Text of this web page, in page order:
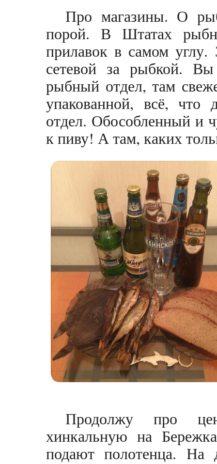
Про магазины. О
порой. В Штатах
прилавок в самом
сетевой за рыбкой. Вы
рыбный отдел, там
упакованной, всё,
отдел. Обособленный и
к пиву! А там, каких
Продолжу про
хинкальную на
подают полотенца. На